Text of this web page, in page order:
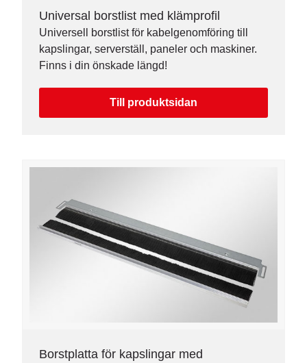
Universal borstlist med klämprofil
Universell borstlist för kabelgenomföring till
kapslingar, serverställ, paneler och maskiner.
Finns i din önskade längd!
Till produktsidan
Borstplatta för kapslingar med